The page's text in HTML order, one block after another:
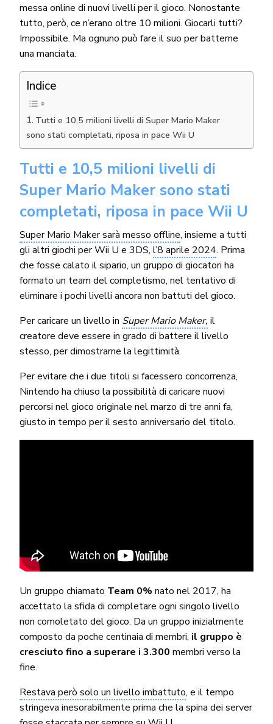
messa online di nuovi livelli per il gioco. Nonostante
tutto, però, ce n’erano oltre 10 milioni. Giocarli tutti?
Impossibile. Ma ognuno può fare il suo per batterne
una manciata.
Indice
Tutti e 10,5 milioni livelli di Super Mario Maker
sono stati completati, riposa in pace Wii U
Tutti e 10,5 milioni livelli di
Super Mario Maker sono stati
completati, riposa in pace Wii U
Super Mario Maker sarà messo offline, insieme a tutti
gli altri giochi per Wii U e 3DS,l’8 aprile 2024. Prima
che fosse calato il sipario, un gruppo di giocatori ha
formato un team del completismo, nel tentativo di
eliminare i pochi livelli ancora non battuti del gioco.
Per caricare un livello in Super Mario Maker, il
creatore deve essere in grado di battere il livello
stesso, per dimostrarne la legittimità.
Per evitare che i due titoli si facessero concorrenza,
Nintendo ha chiuso la possibilità di caricare nuovi
percorsi nel gioco originale nel marzo di tre anni fa,
giusto in tempo per il sesto anniversario del titolo.
Un gruppo chiamato Team 0% nato nel 2017, ha
accettato la sfida di completare ogni singolo livello
non comoletato del gioco. Da un gruppo inizialmente
composto da poche centinaia di membri, il gruppo è
cresciuto fino a superare i 3.300 membri verso la
fine.
Restava però solo un livello imbattuto, e il tempo
stringeva inesorabilmente prima che la spina dei server